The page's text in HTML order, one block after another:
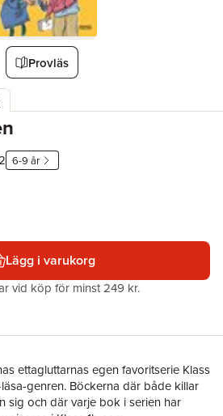
Provläs
6-9 år
Lägg i varukorg
vid köp för minst 249 kr.
ettagluttarnas egen favoritserie Klass
genren. Böckerna där både killar
sig och där varje bok i serien har